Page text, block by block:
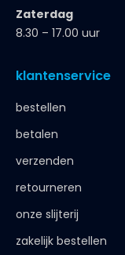
Zaterdag
8.30 – 17.00 uur
klantenservice
bestellen
betalen
verzenden
retourneren
onze slijterij
zakelijk bestellen